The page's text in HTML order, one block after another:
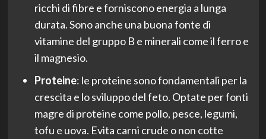
ricchi di fibre e forniscono energia a lunga
durata. Sono anche una buona fonte di
vitamine del gruppo B e minerali come il ferro e
il magnesio.
Proteine: le proteine sono fondamentali per la
crescita e lo sviluppo del feto. Optate per fonti
magre di proteine come pollo, pesce, legumi,
tofu e uova. Evita carni crude o non cotte